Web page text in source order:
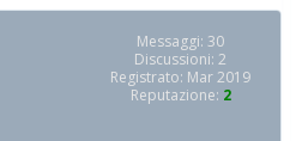
Messaggi: 30
Discussioni: 2
Registrato: Mar 2019
Reputazione: 2